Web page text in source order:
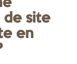
de site
en